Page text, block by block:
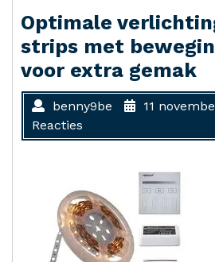
Optimale
strips met
voor extra gemak
benny9be 11
Reacties